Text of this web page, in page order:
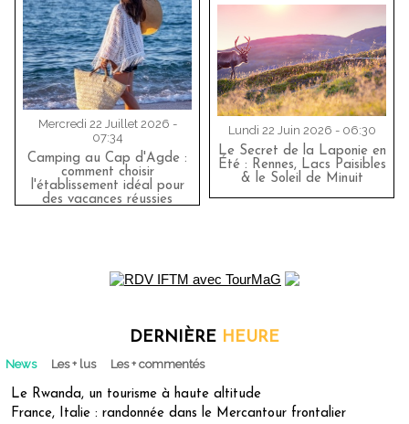
Mercredi 22 Juillet 2026 -
07:34
Camping au Cap d'Agde :
comment choisir
l'établissement idéal pour
des vacances réussies
Lundi 22 Juin 2026 - 06:30
Le Secret de la Laponie en
Été : Rennes, Lacs Paisibles
& le Soleil de Minuit
DERNIÈRE HEURE
News Les + lus Les + commentés
Le Rwanda, un tourisme à haute altitude
France, Italie : randonnée dans le Mercantour frontalier